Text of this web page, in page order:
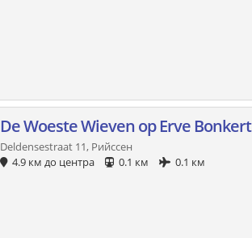
De Woeste Wieven op Erve Bonkert
Deldensestraat 11, Рийссен
4.9 км до центра
0.1 км 0.1 км